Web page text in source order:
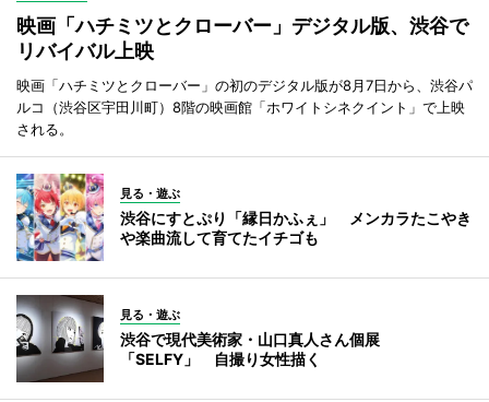
映画「ハチミツとクローバー」デジタル版、渋谷で
リバイバル上映
映画「ハチミツとクローバー」の初のデジタル版が8月7日から、渋谷パ
ルコ（渋谷区宇田川町）8階の映画館「ホワイトシネクイント」で上映
される。
見る・遊ぶ
渋谷にすとぷり「縁日かふぇ」 メンカラたこやき
や楽曲流して育てたイチゴも
見る・遊ぶ
渋谷で現代美術家・山口真人さん個展
「SELFY」 自撮り女性描く